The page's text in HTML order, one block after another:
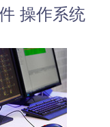
带的远程应
操作系统